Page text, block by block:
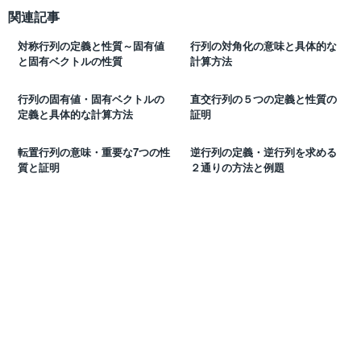
関連記事
対称行列の定義と性質～固有値
と固有ベクトルの性質
行列の対角化の意味と具体的な
計算方法
行列の固有値・固有ベクトルの
定義と具体的な計算方法
直交行列の５つの定義と性質の
証明
転置行列の意味・重要な7つの性
質と証明
逆行列の定義・逆行列を求める
２通りの方法と例題